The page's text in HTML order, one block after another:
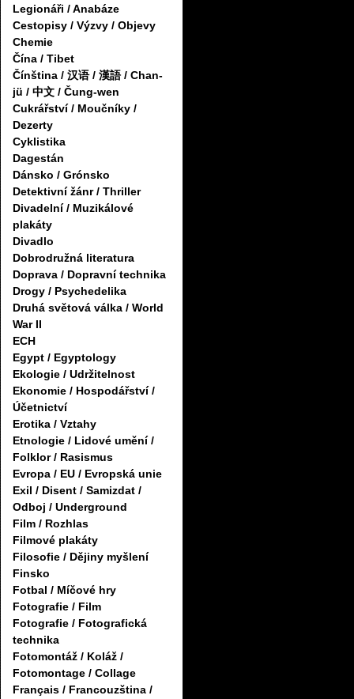
Legionáři / Anabáze
Cestopisy / Výzvy / Objevy
Chemie
Čína / Tibet
Čínština / 汉语 / 漢語 / Chan-
jü / 中文 / Čung-wen
Cukrářství / Moučníky /
Dezerty
Cyklistika
Dagestán
Dánsko / Grónsko
Detektivní žánr / Thriller
Divadelní / Muzikálové
plakáty
Divadlo
Dobrodružná literatura
Doprava / Dopravní technika
Drogy / Psychedelika
Druhá světová válka / World
War II
ECH
Egypt / Egyptology
Ekologie / Udržitelnost
Ekonomie / Hospodářství /
Účetnictví
Erotika / Vztahy
Etnologie / Lidové umění /
Folklor / Rasismus
Evropa / EU / Evropská unie
Exil / Disent / Samizdat /
Odboj / Underground
Film / Rozhlas
Filmové plakáty
Filosofie / Dějiny myšlení
Finsko
Fotbal / Míčové hry
Fotografie / Film
Fotografie / Fotografická
technika
Fotomontáž / Koláž /
Fotomontage / Collage
Français / Francouzština /